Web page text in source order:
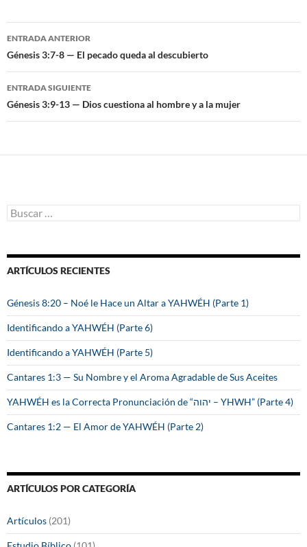
Navegación
de
entradas
ENTRADA ANTERIOR
Génesis 3:7-8 — El pecado queda al descubierto
ENTRADA SIGUIENTE
Génesis 3:9-13 — Dios cuestiona al hombre y a la mujer
B
u
a
r
ARTÍCULOS RECIENTES
Génesis 8:20 – Noé le Hace un Altar a YAHWÉH (Parte 1)
Identificando a YAHWÉH (Parte 6)
Identificando a YAHWÉH (Parte 5)
Cantares 1:3 — Su Nombre y el Aroma Agradable de Sus Aceites
YAHWÉH es la Correcta Pronunciación de “יהוה – YHWH” (Parte 4)
Cantares 1:2 — El Amor de YAHWÉH (Parte 2)
ARTÍCULOS POR CATEGORÍA
Artículos (201)